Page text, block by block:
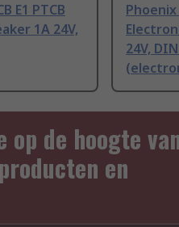
E1 PTCB
1A 24V,
Phoenix
24V,
op de hoogte
en